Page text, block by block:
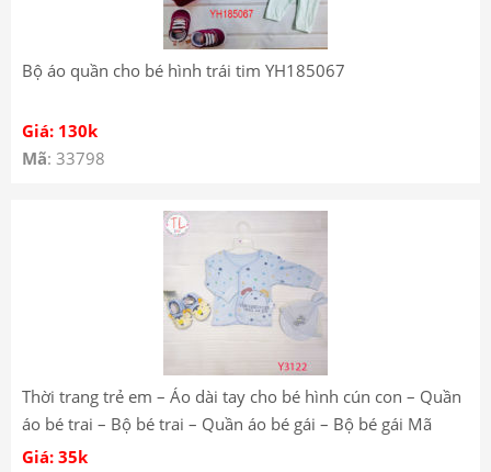
Bộ áo quần cho bé hình trái tim YH185067
Giá: 130k
Mã: 33798
Thời trang trẻ em – Áo dài tay cho bé hình cún con – Quần
áo bé trai – Bộ bé trai – Quần áo bé gái – Bộ bé gái Mã
Y3122
Giá: 35k